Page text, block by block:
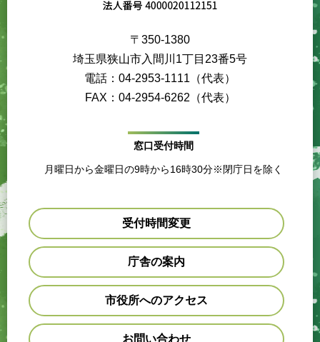
〒350-1380
埼玉県狭山市入間川1丁目23番5号
電話：04-2953-1111（代表）
FAX：04-2954-6262（代表）
窓口受付時間
月曜日から金曜日の9時から16時30分※閉庁日を除く
受付時間変更
庁舎の案内
市役所へのアクセス
お問い合わせ